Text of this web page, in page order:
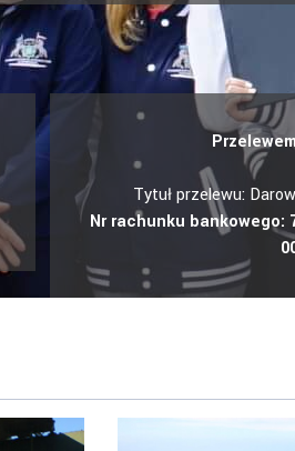
Tytuł przelewu:
Nr rachunku bankowego: